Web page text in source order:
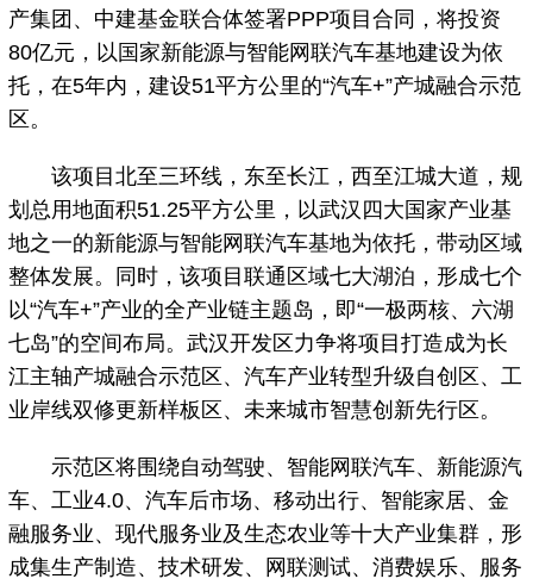
产集团、中建基金联合体签署PPP项目合同，将投资
80亿元，以国家新能源与智能网联汽车基地建设为依
托，在5年内，建设51平方公里的“汽车+”产城融合示范
区。
该项目北至三环线，东至长江，西至江城大道，规
划总用地面积51.25平方公里，以武汉四大国家产业基
地之一的新能源与智能网联汽车基地为依托，带动区域
整体发展。同时，该项目联通区域七大湖泊，形成七个
以“汽车+”产业的全产业链主题岛，即“一极两核、六湖
七岛”的空间布局。武汉开发区力争将项目打造成为长
江主轴产城融合示范区、汽车产业转型升级自创区、工
业岸线双修更新样板区、未来城市智慧创新先行区。
示范区将围绕自动驾驶、智能网联汽车、新能源汽
车、工业4.0、汽车后市场、移动出行、智能家居、金
融服务业、现代服务业及生态农业等十大产业集群，形
成集生产制造、技术研发、网联测试、消费娱乐、服务